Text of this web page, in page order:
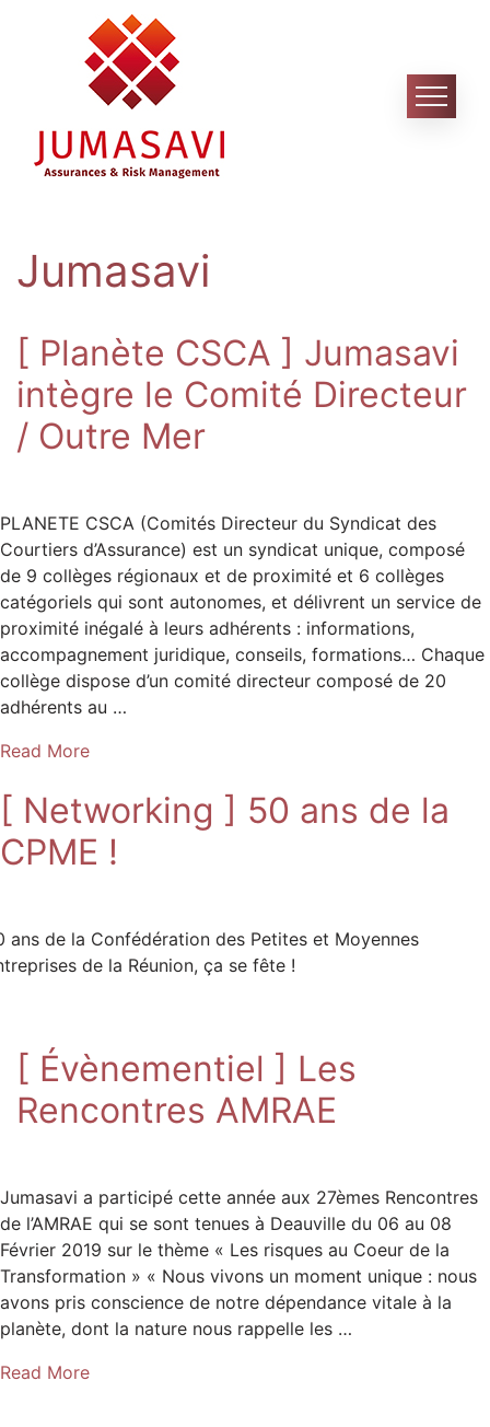
Jumasavi
[ Planète CSCA ] Jumasavi
intègre le Comité Directeur
/ Outre Mer
PLANETE CSCA (Comités Directeur du Syndicat des
Courtiers d’Assurance) est un syndicat unique, composé
de 9 collèges régionaux et de proximité et 6 collèges
catégoriels qui sont autonomes, et délivrent un service de
proximité inégalé à leurs adhérents : informations,
accompagnement juridique, conseils, formations… Chaque
collège dispose d’un comité directeur composé de 20
adhérents au …
Read More
[ Networking ] 50 ans de la
CPME !
ans de la Confédération des Petites et Moyennes
de la Réunion, ça se fête !
[ Évènementiel ] Les
Rencontres AMRAE
Jumasavi a participé cette année aux 27èmes Rencontres
de l’AMRAE qui se sont tenues à Deauville du 06 au 08
Février 2019 sur le thème « Les risques au Coeur de la
Transformation » « Nous vivons un moment unique : nous
avons pris conscience de notre dépendance vitale à la
planète, dont la nature nous rappelle les …
Read More